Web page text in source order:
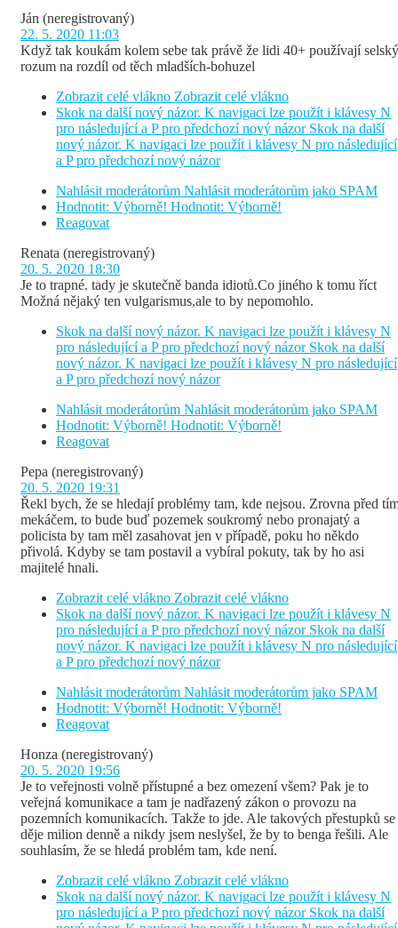
Ján (neregistrovaný)
22. 5. 2020 11:03
Když tak koukám kolem sebe tak právě že lidi 40+ používají selský
rozum na rozdíl od těch mladších-bohuzel
Zobrazit celé vlákno Zobrazit celé vlákno
Skok na další nový názor. K navigaci lze použít i klávesy N
pro následující a P pro předchozí nový názor Skok na další
nový názor. K navigaci lze použít i klávesy N pro následující
a P pro předchozí nový názor
Nahlásit moderátorům Nahlásit moderátorům jako SPAM
Hodnotit: Výborně! Hodnotit: Výborně!
Reagovat
Renata (neregistrovaný)
20. 5. 2020 18:30
Je to trapné. tady je skutečně banda idiotů.Co jiného k tomu říct
Možná nějaký ten vulgarismus,ale to by nepomohlo.
Skok na další nový názor. K navigaci lze použít i klávesy N
pro následující a P pro předchozí nový názor Skok na další
nový názor. K navigaci lze použít i klávesy N pro následující
a P pro předchozí nový názor
Nahlásit moderátorům Nahlásit moderátorům jako SPAM
Hodnotit: Výborně! Hodnotit: Výborně!
Reagovat
Pepa (neregistrovaný)
20. 5. 2020 19:31
Řekl bych, že se hledají problémy tam, kde nejsou. Zrovna před
mekáčem, to bude buď pozemek soukromý nebo pronajatý a
policista by tam měl zasahovat jen v případě, poku ho někdo
přivolá. Kdyby se tam postavil a vybíral pokuty, tak by ho asi
majitelé hnali.
Zobrazit celé vlákno Zobrazit celé vlákno
Skok na další nový názor. K navigaci lze použít i klávesy N
pro následující a P pro předchozí nový názor Skok na další
nový názor. K navigaci lze použít i klávesy N pro následující
a P pro předchozí nový názor
Nahlásit moderátorům Nahlásit moderátorům jako SPAM
Hodnotit: Výborně! Hodnotit: Výborně!
Reagovat
Honza (neregistrovaný)
20. 5. 2020 19:56
Je to veřejnosti volně přístupné a bez omezení všem? Pak je to
veřejná komunikace a tam je nadřazený zákon o provozu na
pozemních komunikacích. Takže to jde. Ale takových přestupků se
děje milion denně a nikdy jsem neslyšel, že by to benga řešili. Ale
souhlasím, že se hledá problém tam, kde není.
Zobrazit celé vlákno Zobrazit celé vlákno
Skok na další nový názor. K navigaci lze použít i klávesy N
pro následující a P pro předchozí nový názor Skok na další